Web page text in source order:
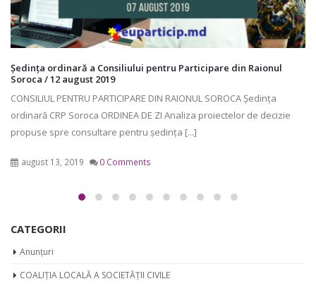
din Raionul
Ședința
de decizie
Anunțuri
COALIȚIA LOCALĂ A SOCIETĂȚII CIVILE
Dezbateri Civice